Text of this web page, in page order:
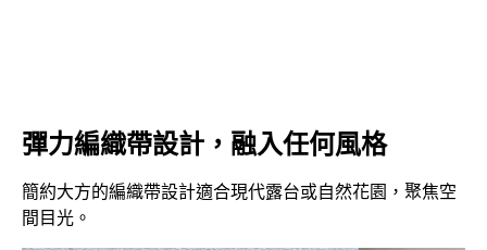
彈力編織帶設計，融入任何風格
簡約大方的編織帶設計適合現代露台或自然花園，聚焦空
間目光。